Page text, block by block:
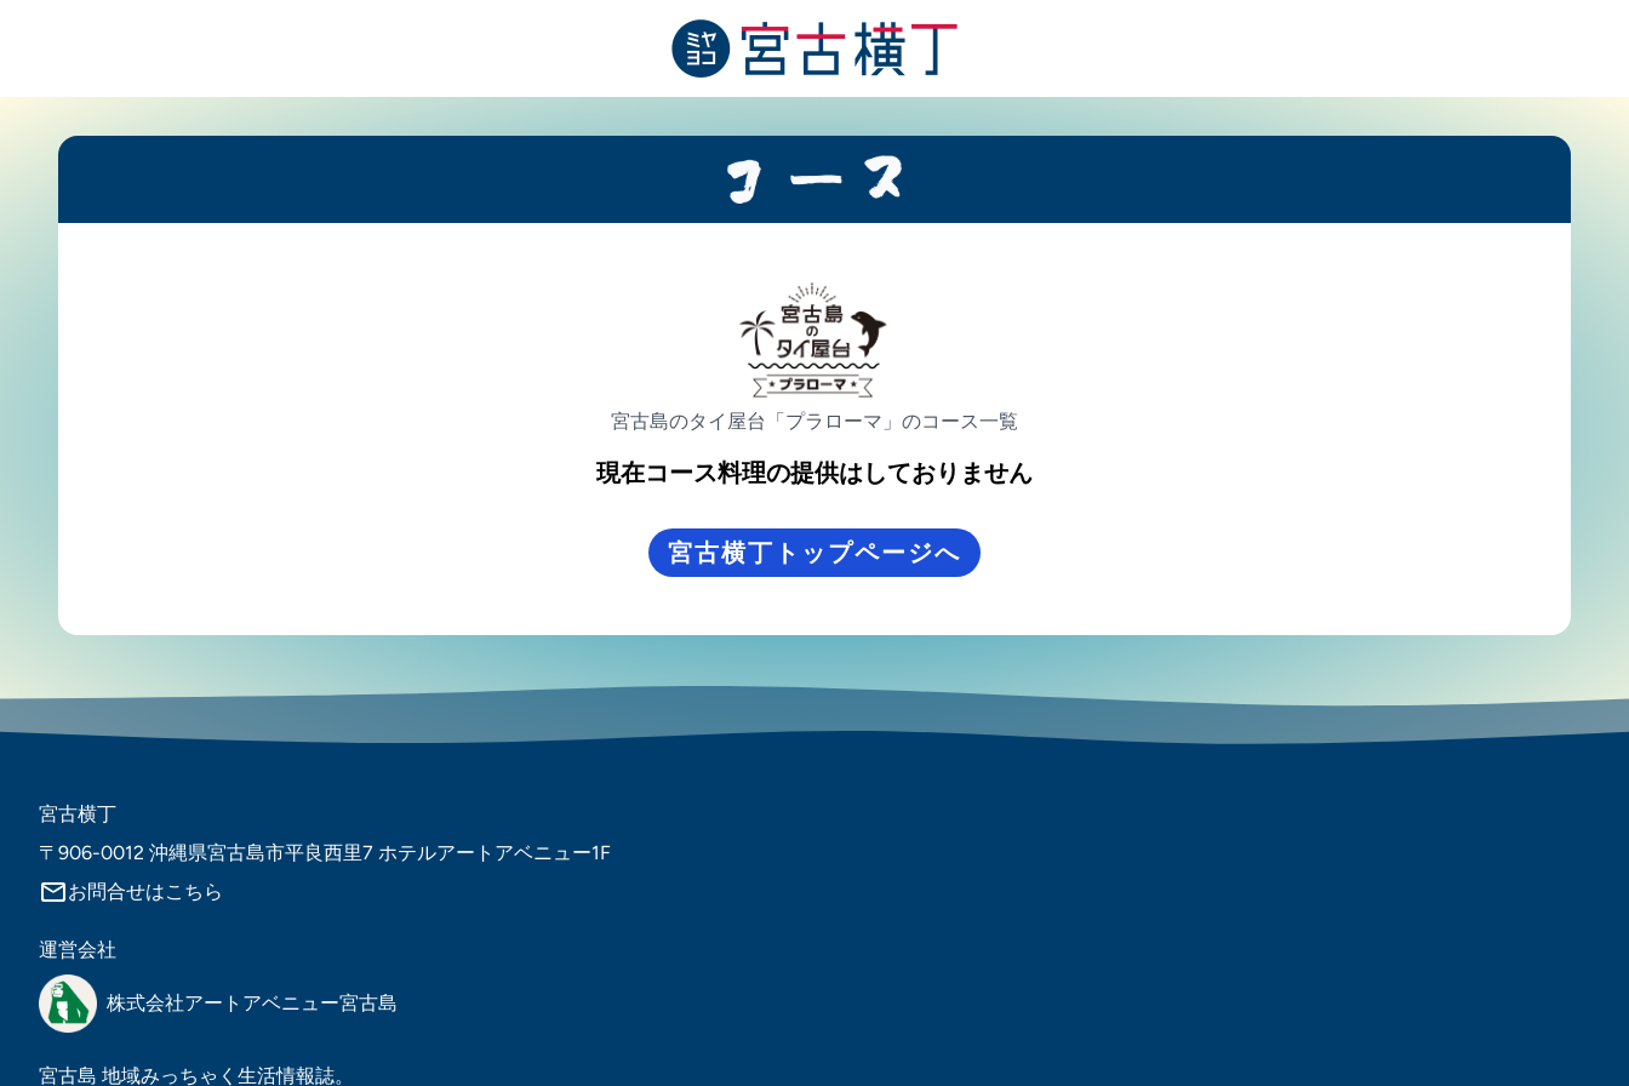
宮古島のタイ屋台「プラローマ」のコース一覧
現在コース料理の提供はしておりません
宮古横丁トップページへ
宮古横丁
〒906-0012 沖縄県宮古島市平良西里7 ホテルアートアベニュー1F
mail_outlineお問合せはこちら
運営会社
株式会社アートアベニュー宮古島
宮古島 地域みっちゃく生活情報誌。